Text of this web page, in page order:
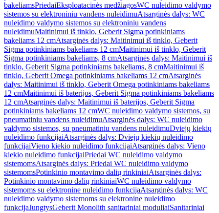
bakeliamsPriedaiEksploatacinės medžiagosWC nuleidimo valdymo
sistemos su elektroniniu vandens nuleidimuAtsarginės dalys: WC
nuleidimo valdymo sistemos su elektroniniu vandens
nuleidimuMaitinimui iš tinklo, Geberit Sigma potinkiniams
bakeliams 12 cmAtsarginės dalys: Maitinimui iš tinklo, Geberit
Sigma potinkiniams bakeliams 12 cmMaitinimui iš tinklo, Geberit
Sigma potinkiniams bakeliams, 8 cmAtsarginės dalys: Maitinimui iš
tinklo, Geberit Sigma potinkiniams bakeliams, 8 cmMaitinimui iš
tinklo, Geberit Omega potinkiniams bakeliams 12 cmAtsarginės
dalys: Maitinimui iš tinklo, Geberit Omega potinkiniams bakeliams
12 cmMaitinimui iš baterijos, Geberit Sigma potinkiniams bakeliams
12 cmAtsarginės dalys: Maitinimui iš baterijos, Geberit Sigma
potinkiniams bakeliams 12 cmWC nuleidimo valdymo sistemos, su
pneumatiniu vandens nuleidimuAtsarginės dalys: WC nuleidimo
valdymo sistemos, su pneumatiniu vandens nuleidimuDviejų kiekių
nuleidimo funkcijaiAtsarginės dalys: Dviejų kiekių nuleidimo
funkcijaiVieno kiekio nuleidimo funkcijaiAtsarginės dalys: Vieno
kiekio nuleidimo funkcijaiPriedai WC nuleidimo valdymo
sistemomsAtsarginės dalys: Priedai WC nuleidimo valdymo
sistemomsPotinkinio montavimo dalių rinkiniaiAtsarginės dalys:
Potinkinio montavimo dalių rinkiniaiWC nuleidimo valdymo
sistemoms su elektronine nuleidimo funkcijaAtsarginės dalys: WC
nuleidimo valdymo sistemoms su elektronine nuleidimo
funkcijaJungtysGeberit Monolith sanitariniai moduliaiSanitariniai